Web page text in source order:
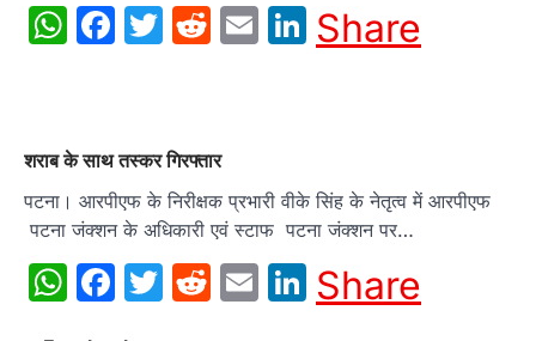
WhatsApp
Facebook
Twitter
Reddit
EmailLinkedIn
Share
शराब के साथ तस्कर गिरफ्तार
पटना। आरपीएफ के निरीक्षक प्रभारी वीके सिंह के नेतृत्व में आरपीएफ
पटना जंक्शन के अधिकारी एवं स्टाफ पटना जंक्शन पर…
WhatsApp
Facebook
Twitter
Reddit
EmailLinkedIn
Share